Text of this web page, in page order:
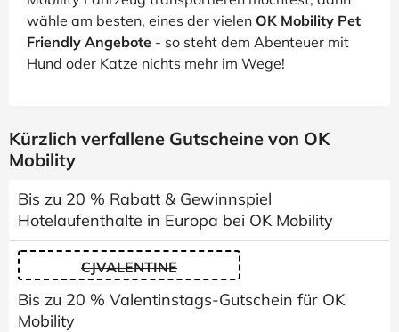
wähle am besten, eines der vielen OK Mobility Pet
Friendly Angebote - so steht dem Abenteuer mit
Hund oder Katze nichts mehr im Wege!
Kürzlich verfallene Gutscheine von OK
Mobility
Bis zu 20 % Rabatt & Gewinnspiel
Hotelaufenthalte in Europa bei OK Mobility
CJVALENTINE
Bis zu 20 % Valentinstags-Gutschein für OK
Mobility